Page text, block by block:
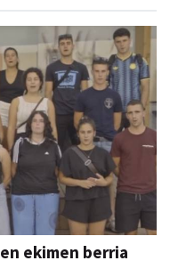
ekimen berria